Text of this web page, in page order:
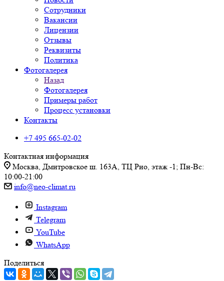
Сотрудники
Вакансии
Лицензии
Отзывы
Реквизиты
Политика
Фотогалерея
Назад
Фотогалерея
Примеры работ
Процесс установки
Контакты
+7 495 665-02-02
Контактная информация
Москва, Дмитровское ш. 163А, ТЦ Рио, этаж -1; Пн-Вс:
10:00-21:00
info@neo-climat.ru
Instagram
Telegram
YouTube
WhatsApp
Поделиться